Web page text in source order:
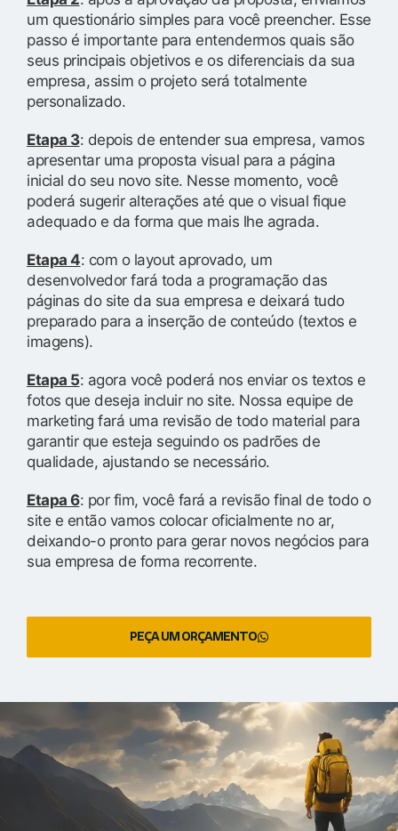
um questionário simples para você preencher. Esse
passo é importante para entendermos quais são
seus principais objetivos e os diferenciais da sua
empresa, assim o projeto será totalmente
personalizado.
Etapa 3: depois de entender sua empresa, vamos
apresentar uma proposta visual para a página
inicial do seu novo site. Nesse momento, você
poderá sugerir alterações até que o visual fique
adequado e da forma que mais lhe agrada.
Etapa 4: com o layout aprovado, um
desenvolvedor fará toda a programação das
páginas do site da sua empresa e deixará tudo
preparado para a inserção de conteúdo (textos e
imagens).
Etapa 5: agora você poderá nos enviar os textos e
fotos que deseja incluir no site. Nossa equipe de
marketing fará uma revisão de todo material para
garantir que esteja seguindo os padrões de
qualidade, ajustando se necessário.
Etapa 6: por fim, você fará a revisão final de todo o
site e então vamos colocar oficialmente no ar,
deixando-o pronto para gerar novos negócios para
sua empresa de forma recorrente.
PEÇA UM ORÇAMENTO